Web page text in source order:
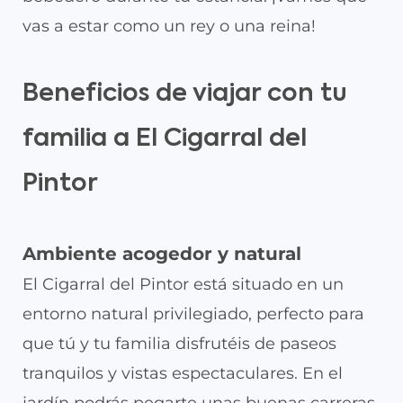
vas a estar como un rey o una reina!
Beneficios de viajar con tu
familia a El Cigarral del
Pintor
Ambiente acogedor y natural
El Cigarral del Pintor está situado en un
entorno natural privilegiado, perfecto para
que tú y tu familia disfrutéis de paseos
tranquilos y vistas espectaculares. En el